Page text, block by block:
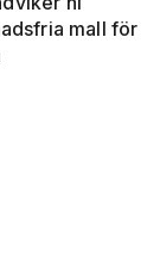
mall för